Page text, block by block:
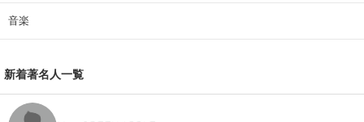
音楽
新着著名人一覧